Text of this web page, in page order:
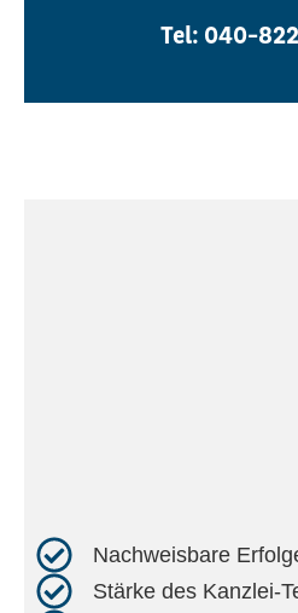
Tel: 040-
Nachweisbare
Stärke des Kanzlei-